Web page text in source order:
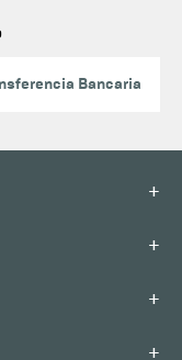
Bancaria
+
+
+
+